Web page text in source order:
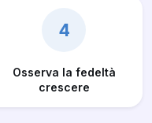
4
Osserva la fedeltà
crescere